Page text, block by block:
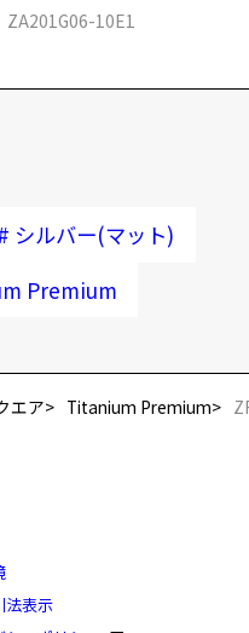
ZA201G06-10E1
シルバー(マット)
Premium
エア Titanium Premium
法表示